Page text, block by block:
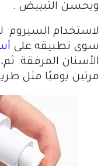
ويحسن التبييض .
لاستخدام السيروم
سوى تطبيقه على
الأسنان المرفقة.
مرتين يوميًا مثل